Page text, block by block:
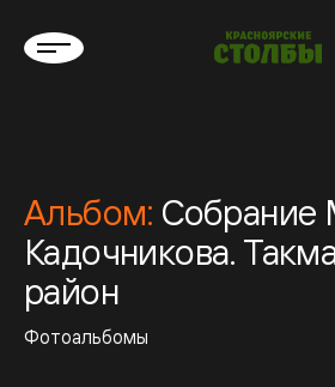
Альбом: Собрание
Кадочникова.
район
Фотоальбомы